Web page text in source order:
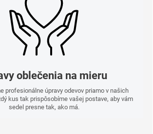
oblečenia na mieru
profesionálne úpravy odevov priamo v našich
kus tak prispôsobíme vašej postave, aby vám
sedel presne tak, ako má.